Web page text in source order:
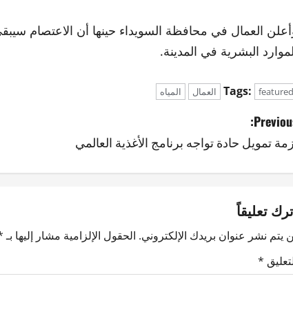
العمال في محافظة السويداء حينها أن الاعتصام
البشرية في المدينة.
Tags: featured العمال المياه
تمويل حادة تواجه برنامج الأغذية العالمي
تعليقاً
يتم نشر عنوان بريدك الإلكتروني. الحقول الإلزامية مشار إليها بـ
*